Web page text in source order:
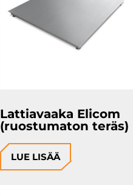
Lattiavaaka Elicom
(ruostumaton teräs)
LUE LISÄÄ